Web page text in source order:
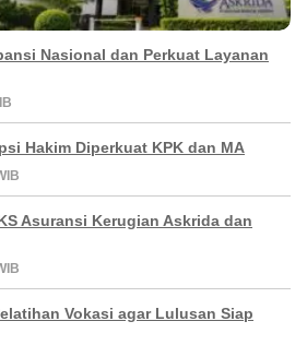
Nasional dan Perkuat Layanan
Hakim Diperkuat KPK dan MA
Asuransi Kerugian Askrida dan
Vokasi agar Lulusan Siap